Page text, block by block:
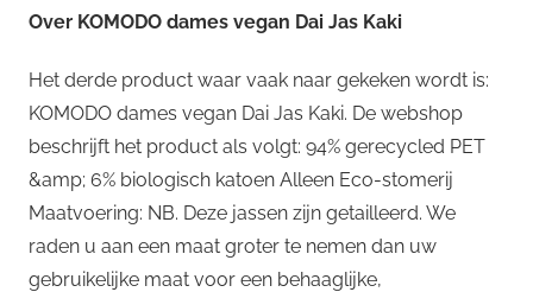
Over KOMODO dames vegan Dai Jas Kaki
Het derde product waar vaak naar gekeken wordt is:
KOMODO dames vegan Dai Jas Kaki. De webshop
beschrijft het product als volgt: 94% gerecycled PET
&amp; 6% biologisch katoen Alleen Eco-stomerij
Maatvoering: NB. Deze jassen zijn getailleerd. We
raden u aan een maat groter te nemen dan uw
gebruikelijke maat voor een behaaglijke,